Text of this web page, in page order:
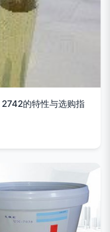
的特性与选购指